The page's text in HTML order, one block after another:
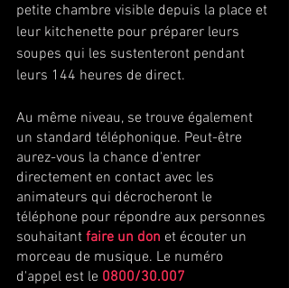
petite chambre visible depuis la place et
leur kitchenette pour préparer leurs
soupes qui les sustenteront pendant
leurs 144 heures de direct.
Au même niveau, se trouve également
un standard téléphonique. Peut-être
aurez-vous la chance d'entrer
directement en contact avec les
animateurs qui décrocheront le
téléphone pour répondre aux personnes
souhaitant faire un don et écouter un
morceau de musique. Le numéro
d'appel est le 0800/30.007